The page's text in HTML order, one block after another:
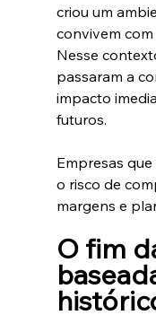
criou um
convivem
Nesse
passaram a
impacto
futuros.
Empresas
o risco de
margens e
O fim